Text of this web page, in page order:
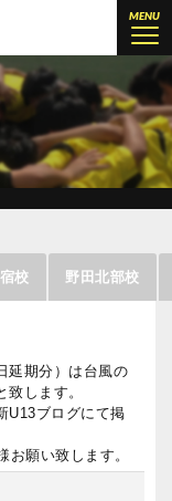
MENU
ースクール 柏
校 野田北部校
延期分）は台風の
します。
U13ブログにて掲
願い致します。